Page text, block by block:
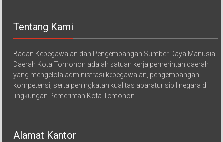
Tentang Kami
Badan Kepegawaian dan Pengembangan Sumber Daya Manusia
Daerah Kota Tomohon adalah satuan kerja pemerintah daerah
yang mengelola administrasi kepegawaian, pengembangan
kompetensi, serta peningkatan kualitas aparatur sipil negara di
lingkungan Pemerintah Kota Tomohon.
Alamat Kantor